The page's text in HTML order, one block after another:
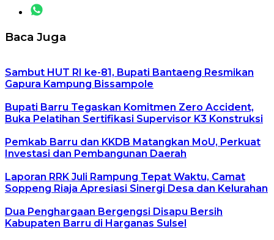
Baca Juga
Sambut HUT RI ke-81, Bupati Bantaeng Resmikan
Gapura Kampung Bissampole
Bupati Barru Tegaskan Komitmen Zero Accident,
Buka Pelatihan Sertifikasi Supervisor K3 Konstruksi
Pemkab Barru dan KKDB Matangkan MoU, Perkuat
Investasi dan Pembangunan Daerah
Laporan RRK Juli Rampung Tepat Waktu, Camat
Soppeng Riaja Apresiasi Sinergi Desa dan Kelurahan
Dua Penghargaan Bergengsi Disapu Bersih
Kabupaten Barru di Harganas Sulsel